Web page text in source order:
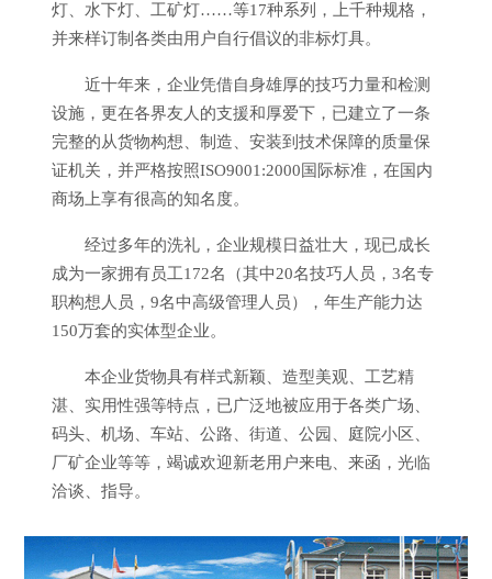
灯、水下灯、工矿灯……等17种系列，上千种规格，
并来样订制各类由用户自行倡议的非标灯具。
近十年来，企业凭借自身雄厚的技巧力量和检测
设施，更在各界友人的支援和厚爱下，已建立了一条
完整的从货物构想、制造、安装到技术保障的质量保
证机关，并严格按照ISO9001:2000国际标准，在国内
商场上享有很高的知名度。
经过多年的洗礼，企业规模日益壮大，现已成长
成为一家拥有员工172名（其中20名技巧人员，3名专
职构想人员，9名中高级管理人员），年生产能力达
150万套的实体型企业。
本企业货物具有样式新颖、造型美观、工艺精
湛、实用性强等特点，已广泛地被应用于各类广场、
码头、机场、车站、公路、街道、公园、庭院小区、
厂矿企业等等，竭诚欢迎新老用户来电、来函，光临
洽谈、指导。